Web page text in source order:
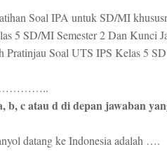
Soal IPA untuk SD/MI
5 SD/MI Semester 2 Dan Kunci
Soal UTS IPS Kelas 5
c atau d di depan jawaban
datang ke Indonesia adalah ….